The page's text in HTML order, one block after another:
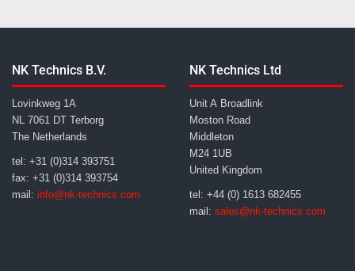
NK Technics B.V.
Lovinkweg 1A
NL 7061 DT Terborg
The Netherlands
tel: +31 (0)314 393751
fax: +31 (0)314 393754
mail: info@nk-technics.com
NK Technics Ltd
Unit A Broadlink
Moston Road
Middleton
M24 1UB
United Kingdom
tel: +44 (0) 1613 682455
mail: sales@nk-technics.com